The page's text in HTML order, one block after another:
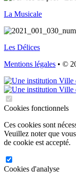
La Musicale
Les Délices
Mentions légales • ©
Cookies fonctionnels
Ces cookies sont
Veuillez noter que
de cookie est accepté.
Cookies d'analyse